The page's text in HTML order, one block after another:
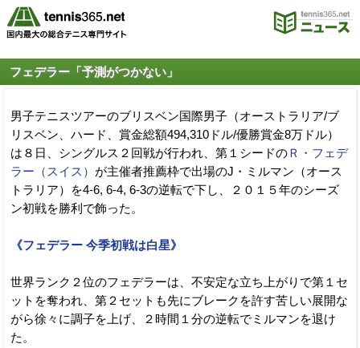
フェデラー「予測がつかない」
男子テニスツアーのブリスベン国際男子（オーストラリア/ブ
リスベン、ハード、賞金総額494,310ドル/優勝賞金8万ドル）
は８日、シングルス２回戦が行われ、第１シードのＲ・フェデ
ラー（スイス） が主催者推薦枠で出場のJ・ミルマン（オース
トラリア）を4-6, 6-4, 6-3の逆転で下し、２０１５年のシーズ
ン初戦を勝利で飾った。
《フェデラー 今季初戦は白星》
世界ランク２位のフェデラーは、不安定な立ち上がりで第１セ
ットを奪われ、第２セットも先にブレークを許す苦しい展開な
がら徐々に調子を上げ、２時間１分の逆転でミルマンを退け
た。